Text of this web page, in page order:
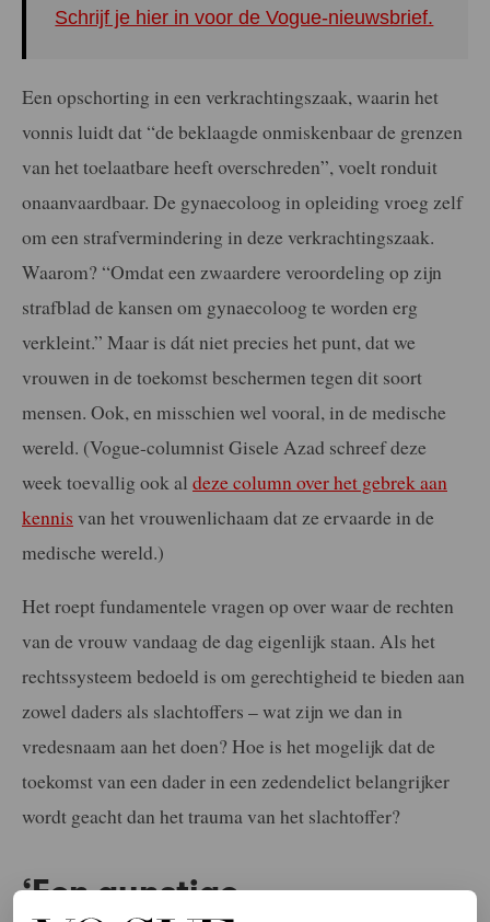
Schrijf je hier in voor de Vogue-nieuwsbrief.
Een opschorting in een verkrachtingszaak, waarin het
vonnis luidt dat “de beklaagde onmiskenbaar de grenzen
van het toelaatbare heeft overschreden”, voelt ronduit
onaanvaardbaar. De gynaecoloog in opleiding vroeg zelf
om een strafvermindering in deze verkrachtingszaak.
Waarom? “Omdat een zwaardere veroordeling op zijn
strafblad de kansen om gynaecoloog te worden erg
verkleint.” Maar is dát niet precies het punt, dat we
vrouwen in de toekomst beschermen tegen dit soort
mensen. Ook, en misschien wel vooral, in de medische
wereld. (Vogue-columnist Gisele Azad schreef deze
week toevallig ook al deze column over het gebrek aan
kennis van het vrouwenlichaam dat ze ervaarde in de
medische wereld.)
Het roept fundamentele vragen op over waar de rechten
van de vrouw vandaag de dag eigenlijk staan. Als het
rechtssysteem bedoeld is om gerechtigheid te bieden aan
zowel daders als slachtoffers – wat zijn we dan in
vredesnaam aan het doen? Hoe is het mogelijk dat de
toekomst van een dader in een zedendelict belangrijker
wordt geacht dan het trauma van het slachtoffer?
‘Een gunstige